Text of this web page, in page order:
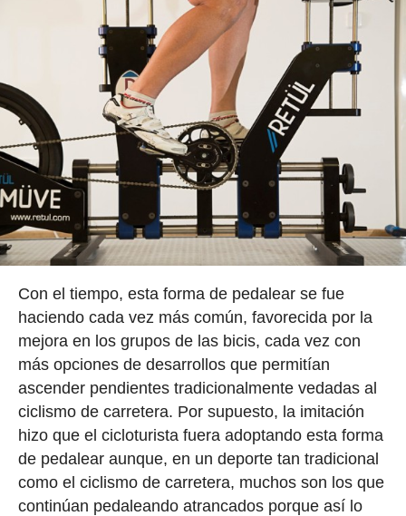
Con el tiempo, esta forma de pedalear se fue
haciendo cada vez más común, favorecida por la
mejora en los grupos de las bicis, cada vez con
más opciones de desarrollos que permitían
ascender pendientes tradicionalmente vedadas al
ciclismo de carretera. Por supuesto, la imitación
hizo que el cicloturista fuera adoptando esta forma
de pedalear aunque, en un deporte tan tradicional
como el ciclismo de carretera, muchos son los que
continúan pedaleando atrancados porque así lo